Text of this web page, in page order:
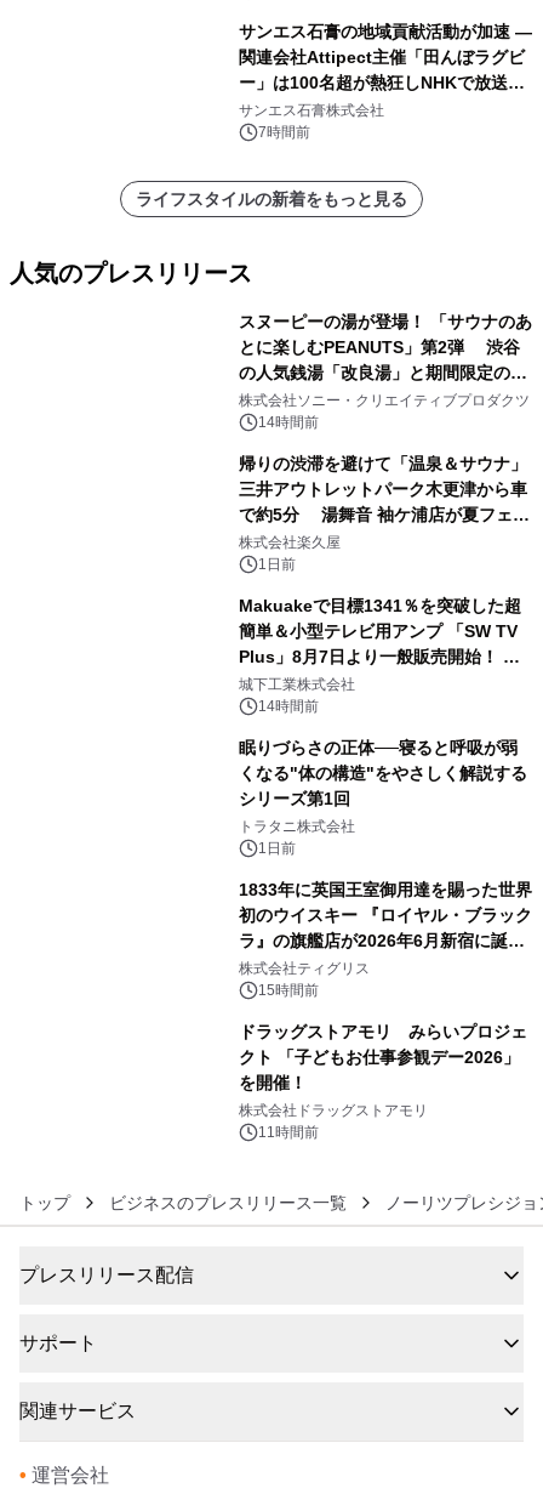
サンエス石膏の地域貢献活動が加速 ―
関連会社Attipect主催「田んぼラグビ
ー」は100名超が熱狂しNHKで放送さ
れました。
サンエス石膏株式会社
7時間前
ライフスタイルの新着をもっと見る
人気のプレスリリース
スヌーピーの湯が登場！ 「サウナのあ
とに楽しむPEANUTS」第2弾 渋谷
の人気銭湯「改良湯」と期間限定のコ
ラボレーション サウナイキタイコラ
ボグッズも発売決定！
株式会社ソニー・クリエイティブプロダクツ
14時間前
帰りの渋滞を避けて「温泉＆サウナ」
三井アウトレットパーク木更津から車
で約5分 湯舞音 袖ケ浦店が夏フェア
メニューを提供
株式会社楽久屋
1日前
Makuakeで目標1341％を突破した超
簡単＆小型テレビ用アンプ 「SW TV
Plus」8月7日より一般販売開始！ ケ
ーブル1本つなぐだけ、テレビの音が
ぐっと豊かに
城下工業株式会社
14時間前
眠りづらさの正体──寝ると呼吸が弱
くなる"体の構造"をやさしく解説する
シリーズ第1回
トラタニ株式会社
1日前
1833年に英国王室御用達を賜った世界
初のウイスキー 『ロイヤル・ブラック
ラ』の旗艦店が2026年6月新宿に誕
生 バカルディ ジャパンと連携した
没入型バー「BAR Arca」
株式会社ティグリス
15時間前
ドラッグストアモリ みらいプロジェ
クト 「子どもお仕事参観デー2026」
を開催！
株式会社ドラッグストアモリ
11時間前
トップ ビジネスのプレスリリース一覧 ノーリツプレシジ
プレスリリース配信
サポート
関連サービス
• 運営会社